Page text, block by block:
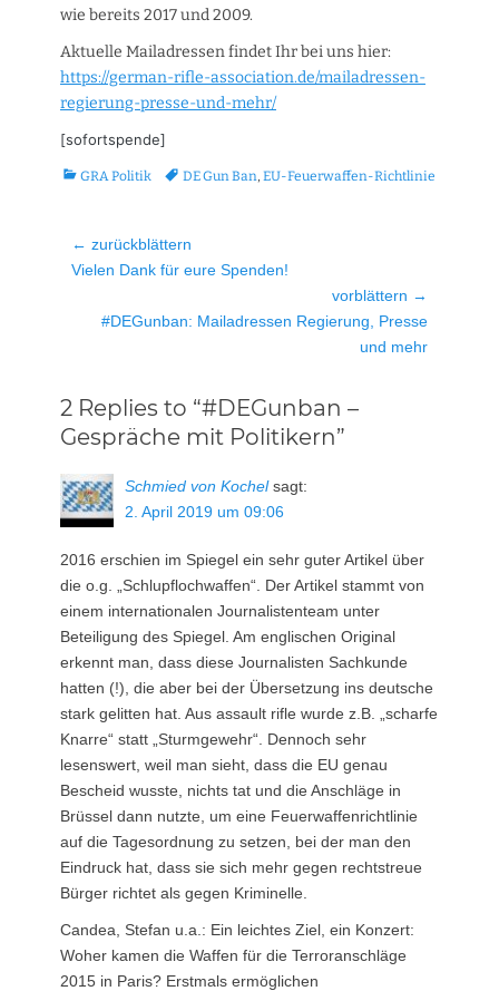
wie bereits 2017 und 2009.
Aktuelle Mailadressen findet Ihr bei uns hier:
https://german-rifle-association.de/mailadressen-
regierung-presse-und-mehr/
[sofortspende]
Kategorien
GRA Politik TagsDE Gun Ban EU-Feuerwaffen-Richtlinie
Beitragsnavigation
← zurückblättern
Vorheriger
Vielen Dank für eure Spenden!
vorblättern →
Nächster
#DEGunban: Mailadressen Regierung, Presse
und mehr
2 Replies to “#DEGunban –
Gespräche mit Politikern”
Schmied von Kochel sagt:
2. April 2019 um 09:06
2016 erschien im Spiegel ein sehr guter Artikel über
die o.g. „Schlupflochwaffen“. Der Artikel stammt von
einem internationalen Journalistenteam unter
Beteiligung des Spiegel. Am englischen Original
erkennt man, dass diese Journalisten Sachkunde
hatten (!), die aber bei der Übersetzung ins deutsche
stark gelitten hat. Aus assault rifle wurde z.B. „scharfe
Knarre“ statt „Sturmgewehr“. Dennoch sehr
lesenswert, weil man sieht, dass die EU genau
Bescheid wusste, nichts tat und die Anschläge in
Brüssel dann nutzte, um eine Feuerwaffenrichtlinie
auf die Tagesordnung zu setzen, bei der man den
Eindruck hat, dass sie sich mehr gegen rechtstreue
Bürger richtet als gegen Kriminelle.
Candea, Stefan u.a.: Ein leichtes Ziel, ein Konzert:
Woher kamen die Waffen für die Terroranschläge
2015 in Paris? Erstmals ermöglichen